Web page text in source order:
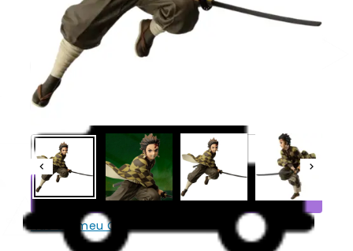
aleatóriamente, sendo possivel escolher no carrinho.
Tanjiro Kamado “VIBRATION
STARS” 100% Original Sem caixa
[BANPRESTO]
CONSULTAR
Não sei meu CEP